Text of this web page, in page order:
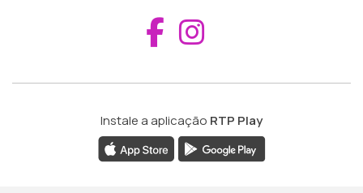
Aceder ao
Instale a aplicação RTP Play